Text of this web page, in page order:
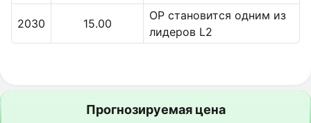
2030 15.00
OP становится одним из
лидеров L2
Прогнозируемая цена